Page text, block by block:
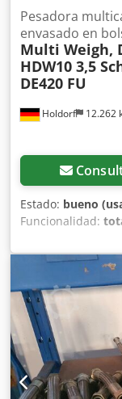
Holdorf 12.262
Pesadora
envasado en
Multi Weigh,
HDW10 3,5
DE420 FU
Estado: bueno
Funcionalidad:
báscula de
3,5, para bolsas
para bolsas tipo
estado.
HDW10 3,5, para
fabricación: 2004
Dodpfxszlnbwe
cabezales con
tiene alguna
dude en